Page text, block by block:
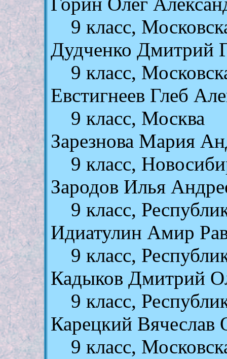
9 класс,
Дудченко Дмитрий
9 класс,
Евстигнеев Глеб
9 класс, Москва
Зарезнова Мария
9 класс,
Зародов Илья
9 класс,
Идиатулин Амир
9 класс,
Кадыков Дмитрий
9 класс,
Карецкий Вячеслав
9 класс,